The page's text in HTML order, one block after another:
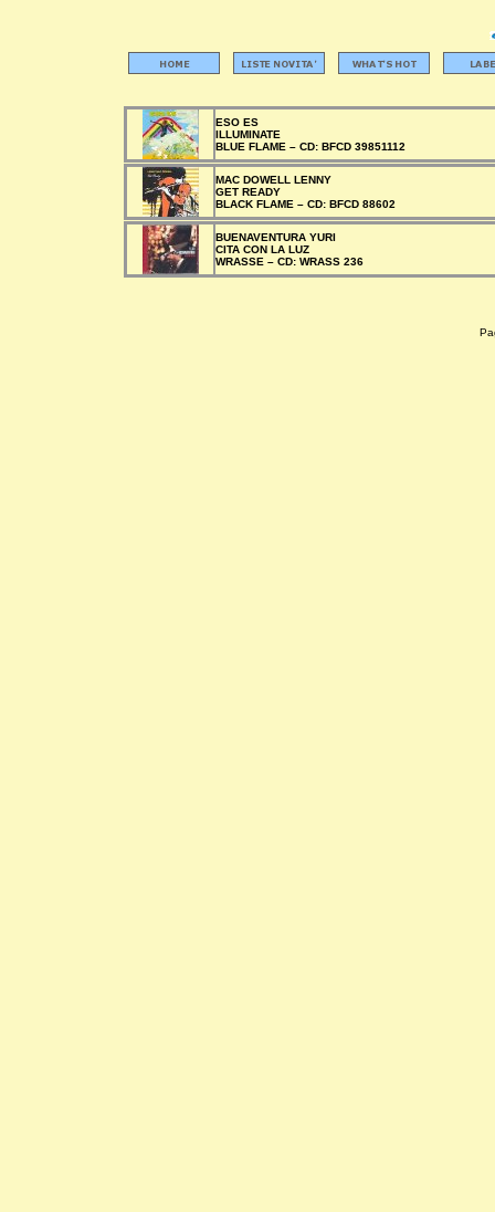
ESO ES
ILLUMINATE
BLUE FLAME – CD: BFCD 39851112
MAC DOWELL LENNY
GET READY
BLACK FLAME – CD: BFCD 88602
BUENAVENTURA YURI
CITA CON LA LUZ
WRASSE – CD: WRASS 236